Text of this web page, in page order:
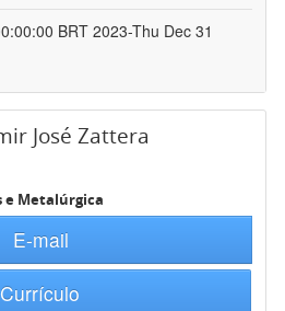
BRT 2023-Thu Dec 31
José Zattera
e Metalúrgica
E-mail
Currículo